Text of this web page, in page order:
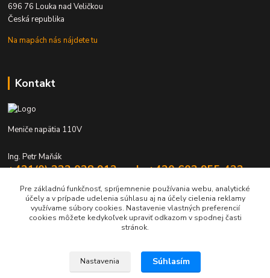
696 76 Louka nad Veličkou
Česká republika
Na mapách nás nájdete tu
Kontakt
Meniče napätia 110V
Ing. Petr Maňák
+421(0) 332 028 912 mob. +420 603 955 422
elektromanak@volny.cz
Upravit sběr cookies.
Pre základnú funkčnosť, spríjemnenie používania webu, analytické
účely a v prípade udelenia súhlasu aj na účely cielenia reklamy
využívame súbory cookies. Nastavenie vlastných preferencií
cookies môžete kedykoľvek upraviť odkazom v spodnej časti
stránok.
Nastavenia Súhlasím